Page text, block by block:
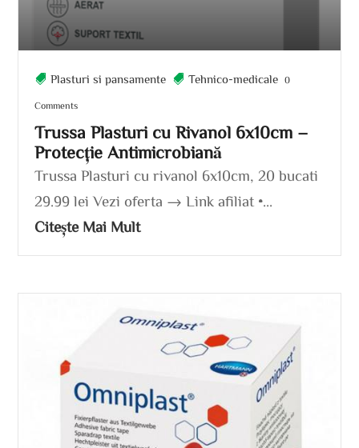
Trussa Plasturi cu Rivanol 6x10cm –
Protecție Antimicrobiană
Plasturi si pansamente Tehnico-medicale 0
Comments
Trussa Plasturi cu rivanol 6x10cm, 20 bucati
29.99 lei Vezi oferta → Link afiliat •...
Citește Mai Mult